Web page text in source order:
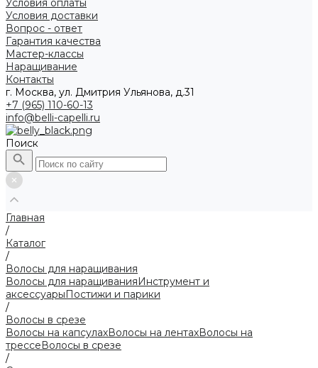
Условия оплаты
Условия доставки
Вопрос - ответ
Гарантия качества
Мастер-классы
Наращивание
Контакты
г. Москва, ул. Дмитрия Ульянова, д.31
+7 (965) 110-60-13
info@belli-capelli.ru
Поиск
Главная
/
Каталог
/
Волосы для наращивания
Волосы для наращиванияИнструмент и
аксессуарыПостижи и парики
/
Волосы в срезе
Волосы на капсулахВолосы на лентахВолосы на
трессеВолосы в срезе
/